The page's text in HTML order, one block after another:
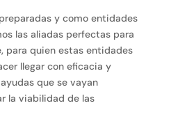
y como entidades
las aliadas perfectas para
para quien estas entidades
llegar con eficacia y
que se vayan
la viabilidad de las